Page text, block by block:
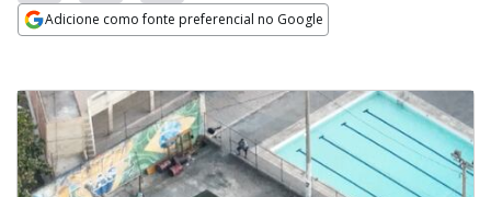
Adicione como fonte preferencial no Google